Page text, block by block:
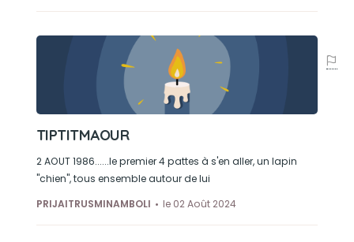
TIPTITMAOUR
2 AOUT 1986......le premier 4 pattes à s'en aller, un lapin
"chien", tous ensemble autour de lui
PRIJAITRUSMINAMBOLI
le 02 Août 2024